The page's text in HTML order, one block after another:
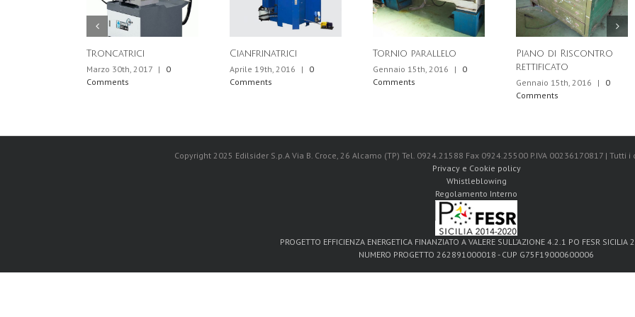
Troncatrici
Marzo 30th, 2017 |
0
Comments
Cianfrinatrici
Aprile 19th, 2016 |
0
Comments
Tornio parallelo
Gennaio 15th, 2016 |
0
Comments
Piano di Riscontro
rettificato
Gennaio 15th, 2016 |
0
Comments
Copyright 2025 Edilsider S.p.A Via B. Croce, 26 Alcamo (TP) Tel. 0924.21588 Fax 0924.25500 P.IVA 00236170817 | Tutti
Privacy e Cookie policy
Whistleblowing
Regolamento Interno
PROGETTO EFFICIENZA ENERGETICA FINANZIATO A VALERE SULL’AZIONE 4.2.1 PO FESR
NUMERO PROGETTO 262891000018 - CUP G75F19000600006